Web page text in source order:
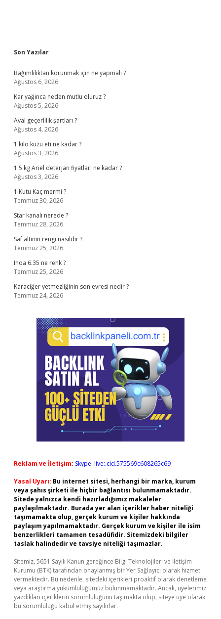
Sidebar
Son Yazılar
Bağımlılıktan korunmak için ne yapmalı ?
Ağustos 6, 2026
Kar yağınca neden mutlu oluruz ?
Ağustos 5, 2026
Aval geçerlilik şartları ?
Ağustos 4, 2026
1 kilo kuzu eti ne kadar ?
Ağustos 3, 2026
1.5 kg Ariel deterjan fiyatları ne kadar ?
Ağustos 3, 2026
1 Kutu Kaç mermi ?
Temmuz 30, 2026
Star kanalı nerede ?
Temmuz 28, 2026
Saf altının rengi nasıldır ?
Temmuz 25, 2026
Inoa 6.35 ne renk ?
Temmuz 25, 2026
Karaciğer yetmezliğinin son evresi nedir ?
Temmuz 24, 2026
Reklam ve İletişim: Skype: live:.cid.575569c608265c69
Yasal Uyarı: Bu internet sitesi, herhangi bir marka, kurum
veya şahıs şirketi ile hiçbir bağlantısı bulunmamaktadır.
Sitede yalnızca kendi hazırladığımız makaleler
paylaşılmaktadır. Burada yer alan içerikler haber niteliği
taşımamakta olup, gerçek kurum ve kişiler hakkında
paylaşım yapılmamaktadır. Gerçek kurum ve kişiler ile isim
benzerlikleri tamamen tesadüfidir. Sitemizdeki bilgiler
taslak halindedir ve tavsiye niteliği taşımazlar.
Sitemiz, 5651 Sayılı Kanun gereğince Bilgi Teknolojileri ve İletişim
Kurumu (BTK) tarafından onaylanmış bir Yer Sağlayıcı olarak hizmet
vermektedir. Bu nedenle, sitedeki içerikleri proaktif olarak denetleme
veya araştırma yükümlülüğümüz bulunmamaktadır. Ancak, üyelerimiz
yazdıkları içeriklerin sorumluluğunu taşımakta olup, siteye üye olarak
bu sorumluluğu kabul etmiş sayılırlar.